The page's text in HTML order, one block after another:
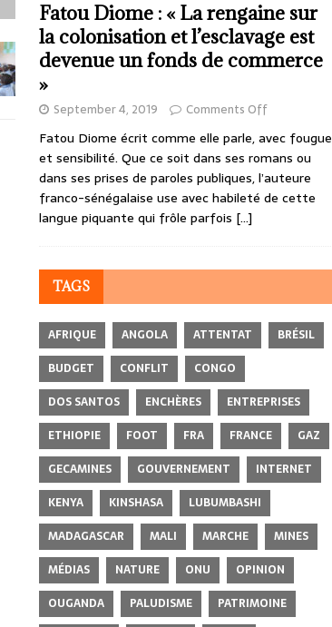
Fatou Diome : « La rengaine sur
la colonisation et l’esclavage est
devenue un fonds de commerce
»
September 4, 2019 Comments Off
Fatou Diome écrit comme elle parle, avec fougue
et sensibilité. Que ce soit dans ses romans ou
dans ses prises de paroles publiques, l’auteure
franco-sénégalaise use avec habileté de cette
langue piquante qui frôle parfois […]
TAGS
AFRIQUE ANGOLA ATTENTAT
BRÉSIL
BUDGET
CONFLIT
CONGO
DOS SANTOS
ENCHÈRES
ENTREPRISES
ETHIOPIE
FOOT FRA FRANCE
GAZ
GECAMINES
GOUVERNEMENT
INTERNET
KENYA
KINSHASA
LUBUMBASHI
MADAGASCAR
MALI MARCHE
MINES
MÉDIAS
NATURE ONU
OPINION
OUGANDA
PALUDISME PATRIMOINE